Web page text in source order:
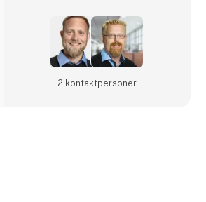
2 kontakt­personer